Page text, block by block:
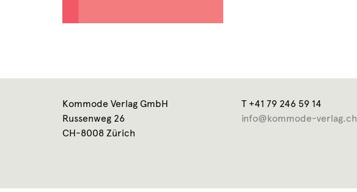
Kommode Verlag GmbH
Russenweg 26
CH-8008 Zürich
T +41 79 246 59 14
info@kommode-verlag.ch